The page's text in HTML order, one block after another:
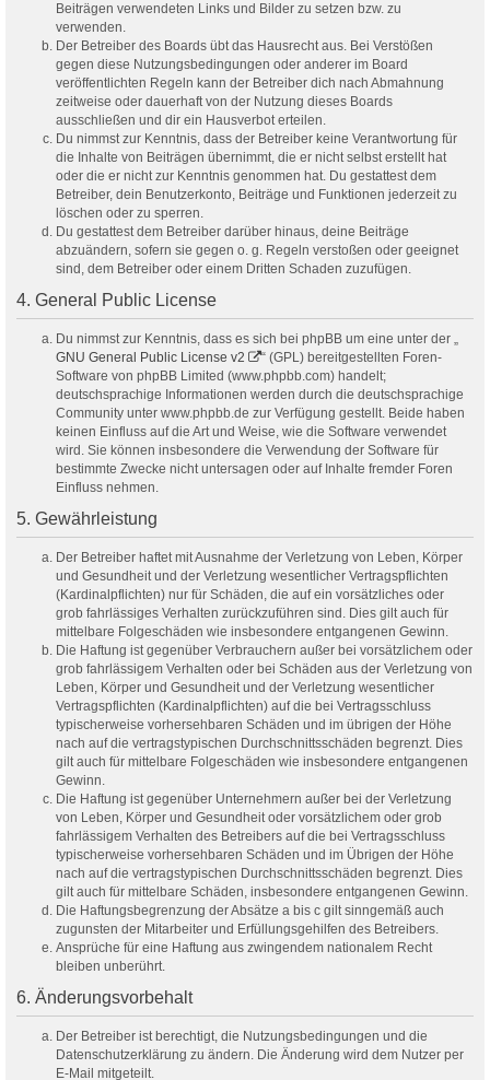
Beiträgen verwendeten Links und Bilder zu setzen bzw. zu
verwenden.
Der Betreiber des Boards übt das Hausrecht aus. Bei Verstößen
gegen diese Nutzungsbedingungen oder anderer im Board
veröffentlichten Regeln kann der Betreiber dich nach Abmahnung
zeitweise oder dauerhaft von der Nutzung dieses Boards
ausschließen und dir ein Hausverbot erteilen.
Du nimmst zur Kenntnis, dass der Betreiber keine Verantwortung für
die Inhalte von Beiträgen übernimmt, die er nicht selbst erstellt hat
oder die er nicht zur Kenntnis genommen hat. Du gestattest dem
Betreiber, dein Benutzerkonto, Beiträge und Funktionen jederzeit zu
löschen oder zu sperren.
Du gestattest dem Betreiber darüber hinaus, deine Beiträge
abzuändern, sofern sie gegen o. g. Regeln verstoßen oder geeignet
sind, dem Betreiber oder einem Dritten Schaden zuzufügen.
4. General Public License
Du nimmst zur Kenntnis, dass es sich bei phpBB um eine unter der „
GNU General Public License v2
“ (GPL) bereitgestellten Foren-
Software von phpBB Limited (www.phpbb.com) handelt;
deutschsprachige Informationen werden durch die deutschsprachige
Community unter www.phpbb.de zur Verfügung gestellt. Beide haben
keinen Einfluss auf die Art und Weise, wie die Software verwendet
wird. Sie können insbesondere die Verwendung der Software für
bestimmte Zwecke nicht untersagen oder auf Inhalte fremder Foren
Einfluss nehmen.
5. Gewährleistung
Der Betreiber haftet mit Ausnahme der Verletzung von Leben, Körper
und Gesundheit und der Verletzung wesentlicher Vertragspflichten
(Kardinalpflichten) nur für Schäden, die auf ein vorsätzliches oder
grob fahrlässiges Verhalten zurückzuführen sind. Dies gilt auch für
mittelbare Folgeschäden wie insbesondere entgangenen Gewinn.
Die Haftung ist gegenüber Verbrauchern außer bei vorsätzlichem oder
grob fahrlässigem Verhalten oder bei Schäden aus der Verletzung von
Leben, Körper und Gesundheit und der Verletzung wesentlicher
Vertragspflichten (Kardinalpflichten) auf die bei Vertragsschluss
typischerweise vorhersehbaren Schäden und im übrigen der Höhe
nach auf die vertragstypischen Durchschnittsschäden begrenzt. Dies
gilt auch für mittelbare Folgeschäden wie insbesondere entgangenen
Gewinn.
Die Haftung ist gegenüber Unternehmern außer bei der Verletzung
von Leben, Körper und Gesundheit oder vorsätzlichem oder grob
fahrlässigem Verhalten des Betreibers auf die bei Vertragsschluss
typischerweise vorhersehbaren Schäden und im Übrigen der Höhe
nach auf die vertragstypischen Durchschnittsschäden begrenzt. Dies
gilt auch für mittelbare Schäden, insbesondere entgangenen Gewinn.
Die Haftungsbegrenzung der Absätze a bis c gilt sinngemäß auch
zugunsten der Mitarbeiter und Erfüllungsgehilfen des Betreibers.
Ansprüche für eine Haftung aus zwingendem nationalem Recht
bleiben unberührt.
6. Änderungsvorbehalt
Der Betreiber ist berechtigt, die Nutzungsbedingungen und die
Datenschutzerklärung zu ändern. Die Änderung wird dem Nutzer per
E-Mail mitgeteilt.